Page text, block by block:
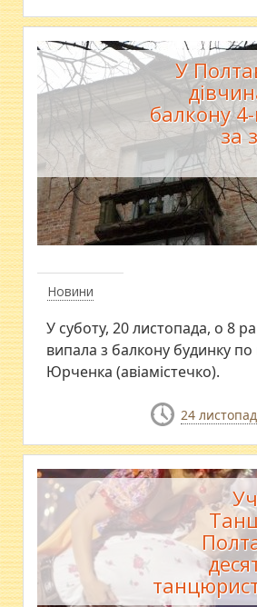
Новини
У
балкону
за
У суботу, 20 листопада, о 8
випала з балкону будинку по
Юрченка (авіамістечко).
24